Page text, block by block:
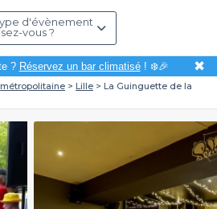
d'évènement
vous ?
? Réservez un bar climatisé! ❄️🎉 ✖
Lille
La Guinguette de la